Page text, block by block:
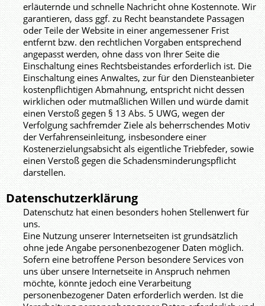
erläuternde und schnelle Nachricht ohne Kostennote. Wir
garantieren, dass ggf. zu Recht beanstandete Passagen
oder Teile der Website in einer angemessener Frist
entfernt bzw. den rechtlichen Vorgaben entsprechend
angepasst werden, ohne dass von Ihrer Seite die
Einschaltung eines Rechtsbeistandes erforderlich ist. Die
Einschaltung eines Anwaltes, zur für den Diensteanbieter
kostenpflichtigen Abmahnung, entspricht nicht dessen
wirklichen oder mutmaßlichen Willen und würde damit
einen Verstoß gegen § 13 Abs. 5 UWG, wegen der
Verfolgung sachfremder Ziele als beherrschendes Motiv
der Verfahrenseinleitung, insbesondere einer
Kostenerzielungsabsicht als eigentliche Triebfeder, sowie
einen Verstoß gegen die Schadensminderungspflicht
darstellen.
Datenschutzerklärung
Datenschutz hat einen besonders hohen Stellenwert für
uns.
Eine Nutzung unserer Internetseiten ist grundsätzlich
ohne jede Angabe personenbezogener Daten möglich.
Sofern eine betroffene Person besondere Services von
uns über unsere Internetseite in Anspruch nehmen
möchte, könnte jedoch eine Verarbeitung
personenbezogener Daten erforderlich werden. Ist die